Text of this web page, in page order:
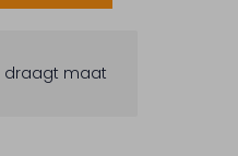
draagt maat